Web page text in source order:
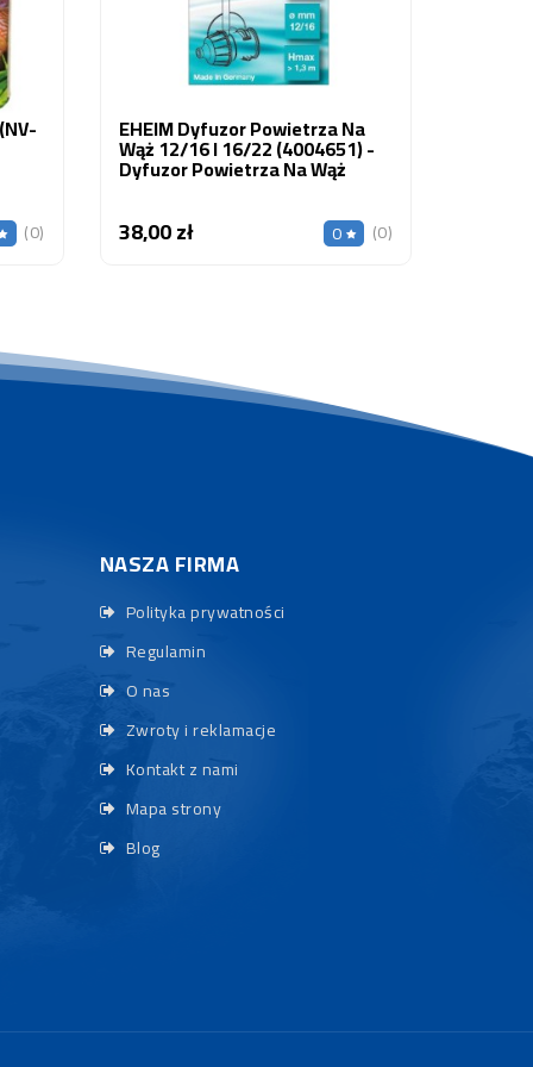
(0)
EHEIM Dyfuzor Powietrza Na
Wąż 12/16 I 16/22 (4004651) -
Dyfuzor Powietrza Na Wąż
38,00 złCena 0 (0)
NASZA FIRMA
Polityka prywatności
Regulamin
O nas
Zwroty i reklamacje
Kontakt z nami
Mapa strony
Blog